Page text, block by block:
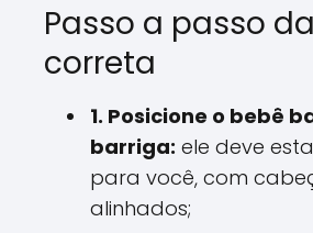
Passo a passo
correta
1. Posicione o bebê
barriga: ele deve
para você, com
alinhados;